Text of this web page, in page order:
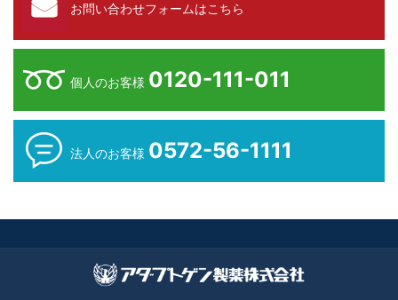
お問い合わせフォームはこちら
個人のお客様 0120-111-011
法人のお客様 0572-56-1111